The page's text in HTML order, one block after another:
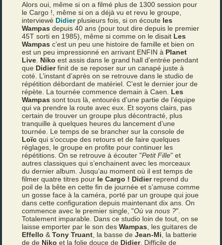
Alors oui, même si on a filmé plus de 1300 session pour
le Cargo !, même si on a déjà vu et revu le groupe,
interviewé Didierplusieurs fois, si on écoute les
Wampas depuis 40 ans (pour tout dire depuis le premier
45T sorti en 1985), même si comme on le disait Les
Wampas c’est un peu une histoire de famille et bien on
est un peu impressionné en arrivant ENFIN à Planet
Live Niko est assis dans le grand hall d’entrée pendant
que Didierfinit de se reposer sur un canapé juste à
coté. L’instant d’après on se retrouve dans le studio de
répétition débordant de matériel. C’est le dernier jour de
répète. La tournée commence demain à Caen. Les
Wampas sont tous là, entourés d’une partie de l’équipe
qui va prendre la route avec eux. Et soyons clairs, pas
certain de trouver un groupe plus décontracté, plus
tranquille à quelques heures du lancement d’une
tournée. Le temps de se brancher sur la console de
Loïc qui s’occupe des retours et de faire quelques
réglages, le groupe en profite pour continuer les
répétitions. On se retrouve à écouter "Petit Fille" et
autres classiques qui s’enchainent avec les morceaux
du dernier album. Jusqu’au moment où il est temps de
filmer quatre titres pour le Cargo ! Didierreprend du
poil de la bête en cette fin de journée et s’amuse comme
un gosse face à la caméra, porté par un groupe qui joue
dans cette configuration depuis maintenant dix ans. On
commence avec le premier single, "Où va nous ?".
Totalement imparable. Dans ce studio loin de tout, on se
laisse emporter par le son desWampas , les guitares de
Effello &Tony Truant , la basse deJean-Mi , la batterie
de de Niko et la folie douce de Didier. Difficile de